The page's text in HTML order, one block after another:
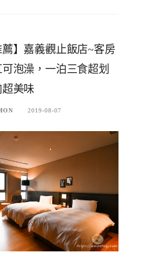
薦】嘉義觀止飯店~客房
泡澡，一泊三食超划
美味
2019-08-07